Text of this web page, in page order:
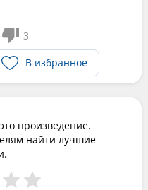
3
В избранное
произведение.
найти лучшие